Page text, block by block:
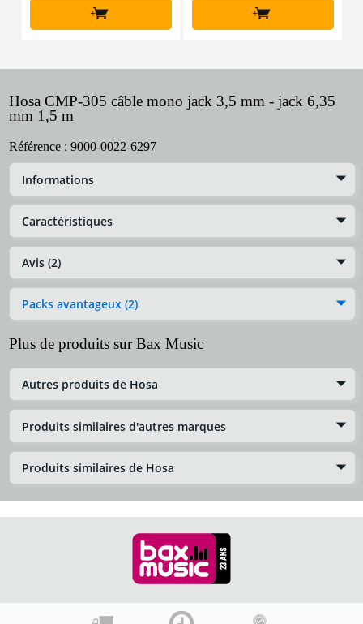
+ +
Hosa CMP-305 câble mono jack 3,5 mm - jack 6,35
mm 1,5 m
Référence : 9000-0022-6297
Informations
Caractéristiques
Avis (2)
Packs avantageux (2)
Plus de produits sur Bax Music
Autres produits de Hosa
Produits similaires d'autres marques
Produits similaires de Hosa